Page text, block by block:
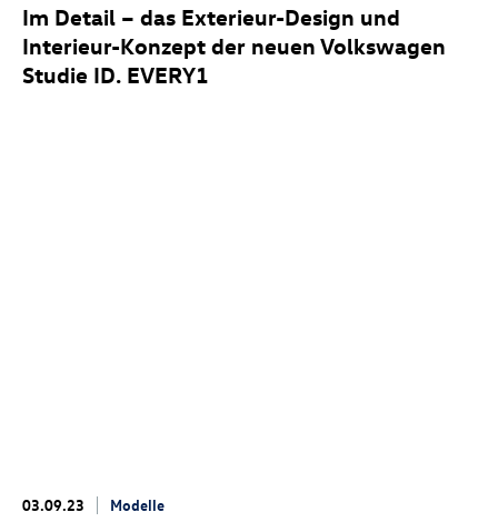
Im Detail – das Exterieur-Design und
Interieur-Konzept der neuen Volkswagen
Studie ID. EVERY1
03.09.23 Modelle